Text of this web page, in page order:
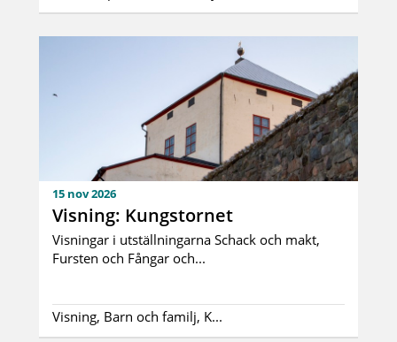
15 nov 2026
Visning: Kungstornet
Visningar i utställningarna Schack och makt,
Fursten och Fångar och...
Visning, Barn och familj, K...